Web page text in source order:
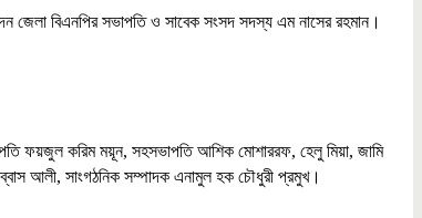
জেলা বিএনপির সভাপতি ও সাবেক সংসদ সদস্য এম নাসের রহমান।
ফয়জুল করিম ময়ূন, সহসভাপতি আশিক মোশাররফ, হেলু মিয়া, জামি
আলী, সাংগঠনিক সম্পাদক এনামুল হক চৌধুরী প্রমুখ।